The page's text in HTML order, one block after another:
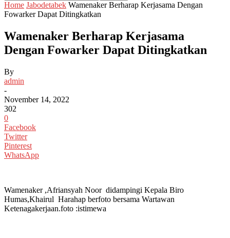
Home Jabodetabek Wamenaker Berharap Kerjasama Dengan
Fowarker Dapat Ditingkatkan
Wamenaker Berharap Kerjasama
Dengan Fowarker Dapat Ditingkatkan
By
admin
-
November 14, 2022
302
0
Facebook
Twitter
Pinterest
WhatsApp
Wamenaker ,Afriansyah Noor didampingi Kepala Biro
Humas,Khairul Harahap berfoto bersama Wartawan
Ketenagakerjaan.foto :istimewa